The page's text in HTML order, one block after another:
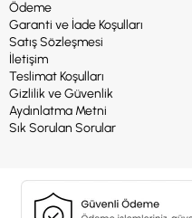
Ödeme
Garanti ve İade Koşulları
Satış Sözleşmesi
İletişim
Teslimat Koşulları
Gizlilik ve Güvenlik
Aydınlatma Metni
Sık Sorulan Sorular